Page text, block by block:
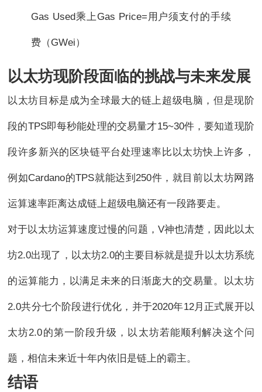
Gas Used乘上Gas Price=用户须支付的手续
费（GWei）
以太坊现阶段面临的挑战与未来发展
以太坊目标是成为全球最大的链上超级电脑，但是现阶
段的TPS即每秒能处理的交易量才15~30件，要知道现阶
段许多新兴的区块链平台处理速率比以太坊快上许多，
例如Cardano的TPS就能达到250件，就目前以太坊网路
运算速率距离达成链上超级电脑还有一段路要走。
对于以太坊运算速度过慢的问题，V神也清楚，因此以太
坊2.0出现了，以太坊2.0的主要目标就是提升以太坊系统
的运算能力，以满足未来的日渐庞大的交易量。以太坊
2.0共分七个阶段进行优化，并于2020年12月正式展开以
太坊2.0的第一阶段升级，以太坊若能顺利解决这个问
题，相信未来近十年内依旧是链上的霸主。
结语